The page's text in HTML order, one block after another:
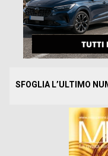
SFOGLIA L’ULTIMO